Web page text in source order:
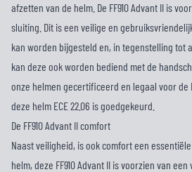
afzetten van de helm. De FF910 Advant II is
sluiting. Dit is een veilige en
kan worden bijgesteld en, in tegenstelling tot
kan deze ook worden bediend met de
onze helmen gecertificeerd en legaal voor de
deze helm ECE 22.06 is goedgekeurd.
De FF910 Advant II comfort
Naast veiligheid, is ook comfort een
helm, deze FF910 Advant II is voorzien van